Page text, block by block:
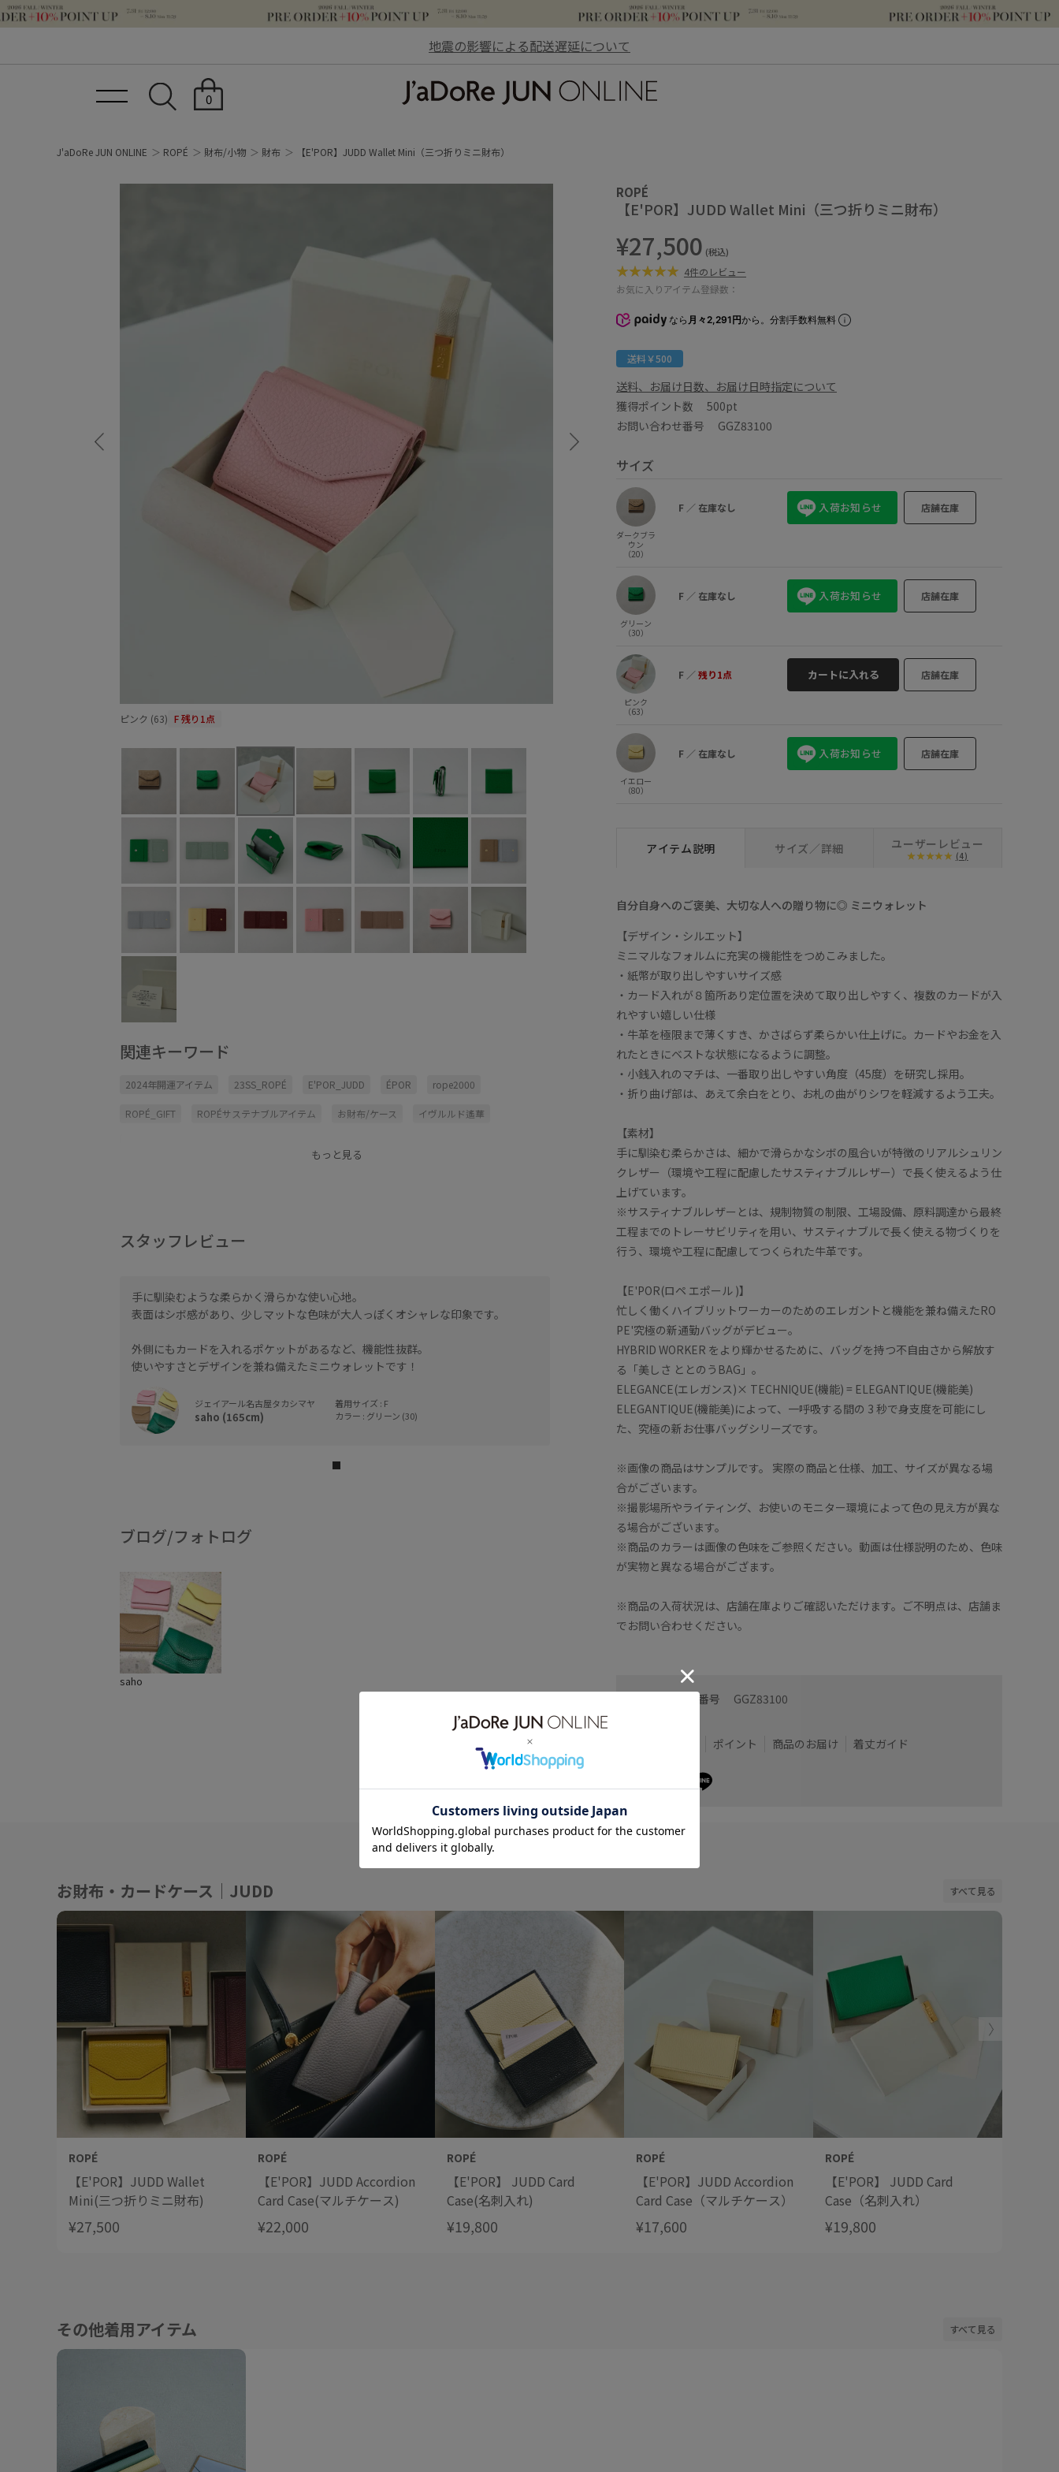
地震の影響による配送遅延について
0
J'aDoRe JUN ONLINE ROPÉ 財布/小物 財布 【E'POR】JUDD Wallet Mini（三つ折りミニ財布）
ピンク (63) F残り1点 F×
関連キーワード
2024年開運アイテム 23SS_ROPÉ E'POR_JUDD ÉPOR rope2000
ROPÉ_GIFT ROPÉサステナブルアイテム お財布/ケース イヴルルド遙華
もっと見る
スタッフレビュー
手に馴染むような柔らかく滑らかな使い心地。
表面はシボ感があり、少しマットな色味が大人っぽくオシャレな印象です。
外側にもカードを入れるポケットがあるなど、機能性抜群。
使いやすさとデザインを兼ね備えたミニウォレットです！
ジェイアール名古屋タカシマヤ
saho (165cm)
着用サイズ : F
カラー : グリーン (30)
ブログ/フォトログ
saho
ROPÉ
【E'POR】JUDD Wallet Mini（三つ折りミニ財布）
¥27,500 (税込)
4件のレビュー
お気に入りアイテム登録数：
なら 月々2,291円から。分割手数料無料
送料￥500
送料、お届け日数、お届け日時指定について
獲得ポイント数 500pt
お問い合わせ番号 GGZ83100
サイズ
ダークブラ
ウン
（20）
F ／ 在庫なし 入荷お知らせ 店舗在庫
グリーン
（30）
F ／ 在庫なし 入荷お知らせ 店舗在庫
ピンク
（63）
F ／残り1点 カートに入れる 店舗在庫
イエロー
（80）
F ／ 在庫なし 入荷お知らせ 店舗在庫
アイテム説明 サイズ／詳細 ユーザーレビュー
(4)
自分自身へのご褒美、大切な人への贈り物に◎ ミニウォレット
【デザイン・シルエット】
ミニマルなフォルムに充実の機能性をつめこみました。
・紙幣が取り出しやすいサイズ感
・カード入れが８箇所あり定位置を決めて取り出しやすく、複数のカードが入
れやすい嬉しい仕様
・牛革を極限まで薄くすき、かさばらず柔らかい仕上げに。カードやお金を入
れたときにベストな状態になるように調整。
・小銭入れのマチは、一番取り出しやすい角度（45度）を研究し採用。
・折り曲げ部は、あえて余白をとり、お札の曲がりシワを軽減するよう工夫。
【素材】
手に馴染む柔らかさは、細かで滑らかなシボの風合いが特徴のリアルシュリン
クレザー（環境や工程に配慮したサスティナブルレザー）で長く使えるよう仕
上げています。
※サスティナブルレザーとは、規制物質の制限、工場設備、原料調達から最終
工程までのトレーサビリティを用い、サスティナブルで長く使える物づくりを
行う、環境や工程に配慮してつくられた牛革です。
【E'POR(ロペ エポール )】
忙しく働くハイブリットワーカーのためのエレガントと機能を兼ね備えたRO
PE'究極の新通勤バッグがデビュー。
HYBRID WORKER をより輝かせるために、バッグを持つ不自由さから解放す
る「美しさ ととのうBAG」。
ELEGANCE(エレガンス)× TECHNIQUE(機能) = ELEGANTIQUE(機能美)
ELEGANTIQUE(機能美)によって、一呼吸する間の 3 秒で身支度を可能にし
た、究極の新お仕事バッグシリーズです。
※画像の商品はサンプルです。 実際の商品と仕様、加工、サイズが異なる場
合がございます。
※撮影場所やライティング、お使いのモニター環境によって色の見え方が異な
る場合がございます。
※商品のカラーは画像の色味をご参照ください。動画は仕様説明のため、色味
が実物と異なる場合がござます。
※商品の入荷状況は、店舗在庫よりご確認いただけます。ご不明点は、店舗ま
でお問い合わせください。
お問い合わせ番号 GGZ83100
ポイント 商品のお届け 着丈ガイド
お財布・カードケース｜JUDD すべて見る
ROPÉ
【E'POR】JUDD Wallet
Mini(三つ折りミニ財布)
¥27,500
ROPÉ
【E'POR】JUDD Accordion
Card Case(マルチケース)
¥22,000
ROPÉ
【E'POR】 JUDD Card
Case(名刺入れ)
¥19,800
ROPÉ
【E'POR】JUDD Accordion
Card Case（マルチケース）
¥17,600
ROPÉ
【E'POR】 JUDD Card
Case（名刺入れ）
¥19,800
その他着用アイテム すべて見る